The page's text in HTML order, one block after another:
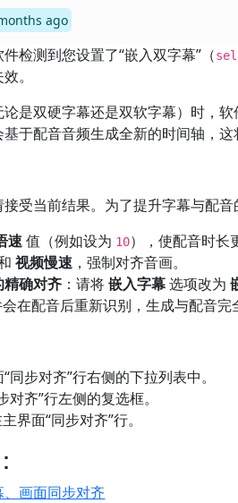
ago
检测到您设置了“嵌入双字幕”（
。
论是双硬字幕还是双软字幕）时，
于配音音频生成全新的时间轴，
接受当前结果。为了提升字幕与配音
速值（例如设为 10），使配音时长
视频慢速 ，强制对齐音画。
精确对齐 ：请将嵌入字幕选项改为
在配音后重新识别，生成与配音完
“同步对齐”行右侧的下拉列表中。
对齐”行左侧的复选框。
主界面“同步对齐”行。
画面同步对齐